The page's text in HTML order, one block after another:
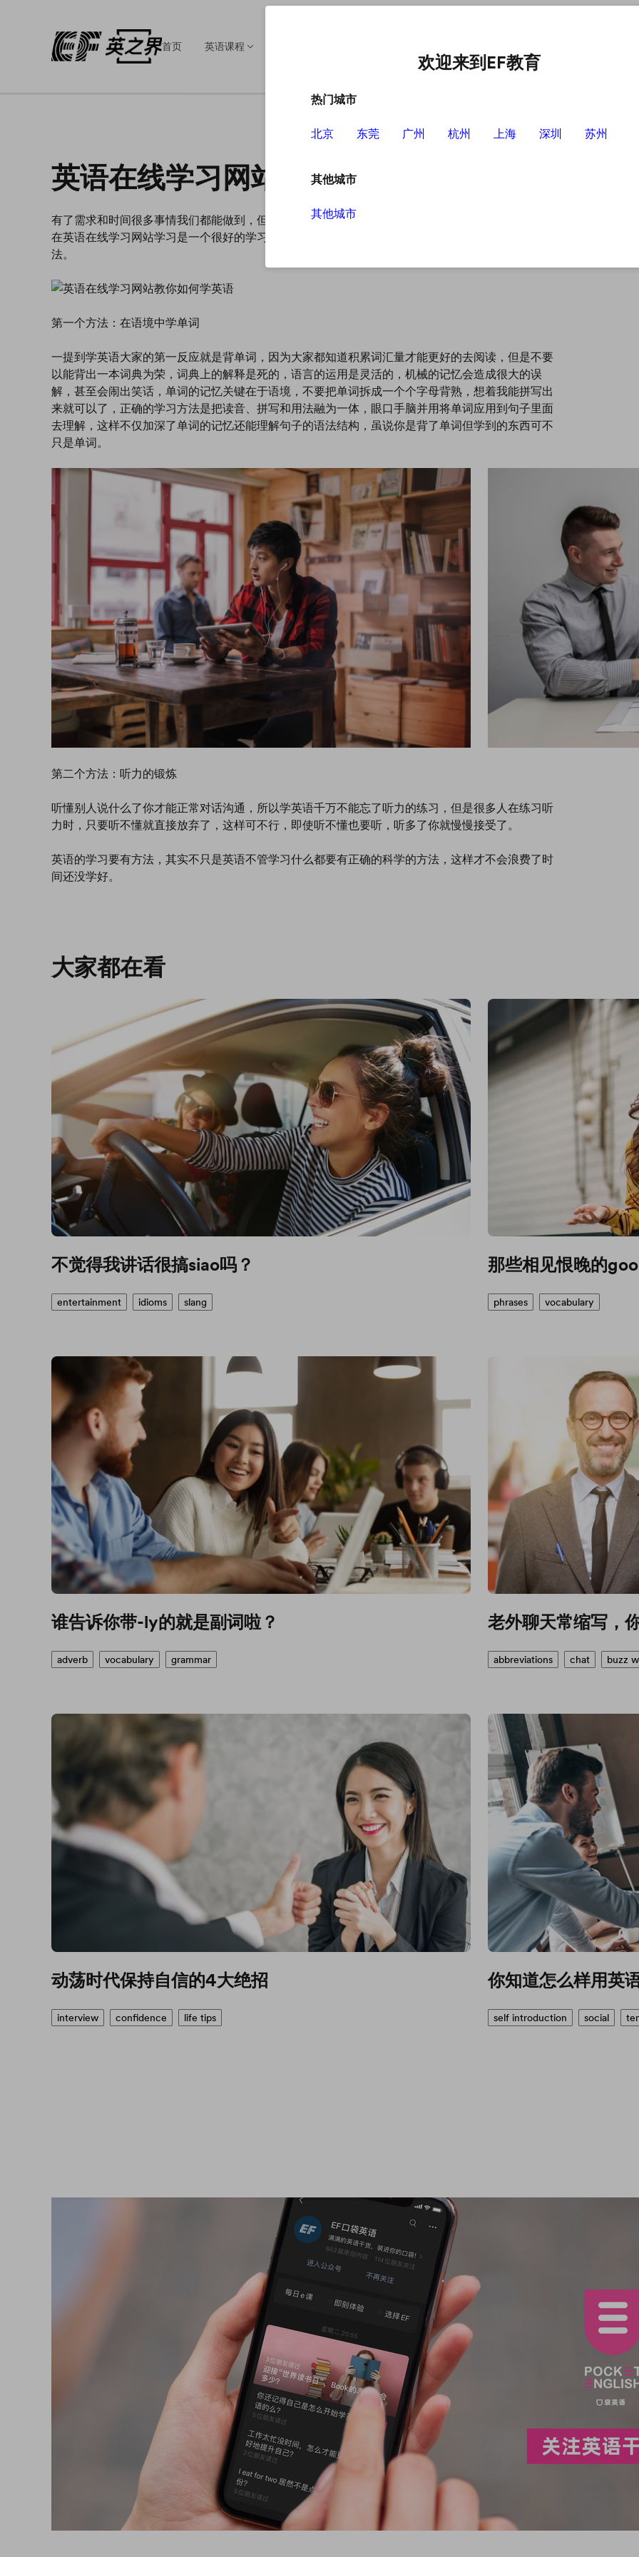
首页 英语课程
英语在线学习网站教你如何学英语
有了需求和时间很多事情我们都能做到，但是成人学习会面临很多问题，像是时间地点上的问题，而
在英语在线学习网站学习是一个很好的学习方式，接下来就分享几个英语在线学习网站给出的学习方
法。
第一个方法：在语境中学单词
一提到学英语大家的第一反应就是背单词，因为大家都知道积累词汇量才能更好的去阅读，但是不要
以能背出一本词典为荣，词典上的解释是死的，语言的运用是灵活的，机械的记忆会造成很大的误
解，甚至会闹出笑话，单词的记忆关键在于语境，不要把单词拆成一个个字母背熟，想着我能拼写出
来就可以了，正确的学习方法是把读音、拼写和用法融为一体，眼口手脑并用将单词应用到句子里面
去理解，这样不仅加深了单词的记忆还能理解句子的语法结构，虽说你是背了单词但学到的东西可不
只是单词。
第二个方法：听力的锻炼
听懂别人说什么了你才能正常对话沟通，所以学英语千万不能忘了听力的练习，但是很多人在练习听
力时，只要听不懂就直接放弃了，这样可不行，即使听不懂也要听，听多了你就慢慢接受了。
英语的学习要有方法，其实不只是英语不管学习什么都要有正确的科学的方法，这样才不会浪费了时
间还没学好。
大家都在看
不觉得我讲话很搞siao吗？
entertainment idioms slang
那些相见恨晚的
phrases vocabulary
谁告诉你带-ly的就是副词啦？
adverb vocabulary grammar
老外聊天常缩写，
abbreviations chat buzz
动荡时代保持自信的4大绝招
interview confidence life tips
你知道怎么样用英
self introduction social
欢迎来到EF教育
热门城市
北京 东莞 广州 杭州 上海 深圳 苏州
其他城市
其他城市